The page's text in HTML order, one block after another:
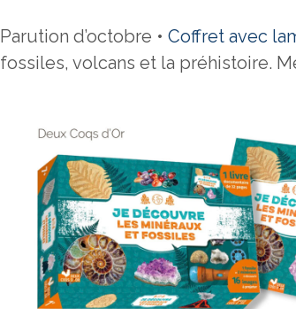
Parution d’octobre • Coffret avec
fossiles, volcans et la préhistoire.